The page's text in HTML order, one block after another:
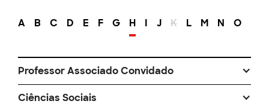
A B C D E F G H I J K L M N O
Professor Associado Convidado
Ciências Sociais